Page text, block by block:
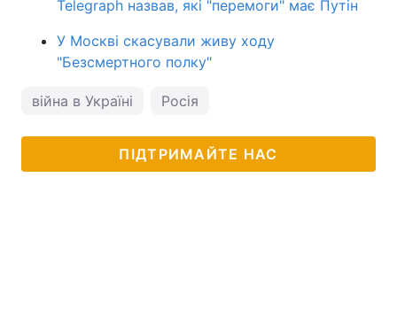
Telegraph назвав, які "перемоги" має Путін
У Москві скасували живу ходу
"Безсмертного полку"
війна в Україні Росія
ПІДТРИМАЙТЕ НАС